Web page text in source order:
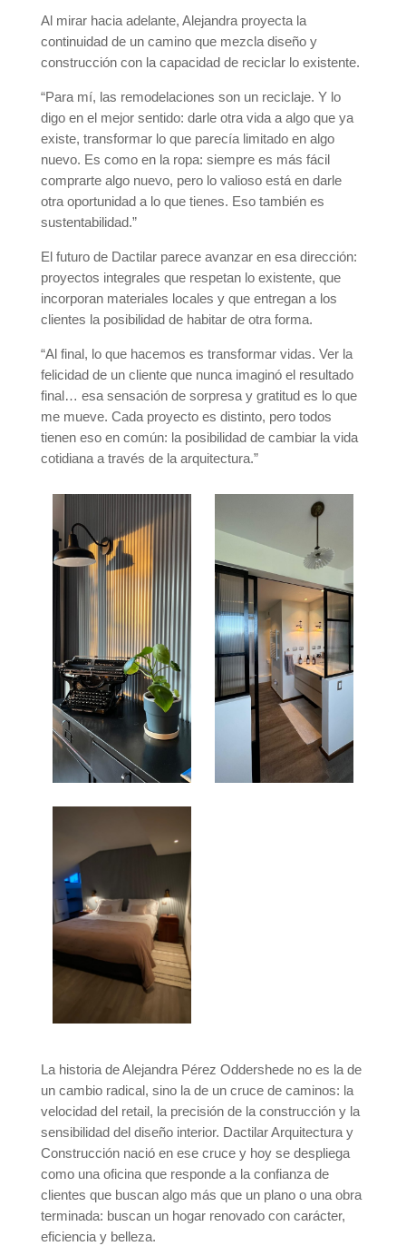
Al mirar hacia adelante, Alejandra proyecta la
continuidad de un camino que mezcla diseño y
construcción con la capacidad de reciclar lo existente.
“Para mí, las remodelaciones son un reciclaje. Y lo
digo en el mejor sentido: darle otra vida a algo que ya
existe, transformar lo que parecía limitado en algo
nuevo. Es como en la ropa: siempre es más fácil
comprarte algo nuevo, pero lo valioso está en darle
otra oportunidad a lo que tienes. Eso también es
sustentabilidad.”
El futuro de Dactilar parece avanzar en esa dirección:
proyectos integrales que respetan lo existente, que
incorporan materiales locales y que entregan a los
clientes la posibilidad de habitar de otra forma.
“Al final, lo que hacemos es transformar vidas. Ver la
felicidad de un cliente que nunca imaginó el resultado
final… esa sensación de sorpresa y gratitud es lo que
me mueve. Cada proyecto es distinto, pero todos
tienen eso en común: la posibilidad de cambiar la vida
cotidiana a través de la arquitectura.”
La historia de Alejandra Pérez Oddershede no es la de
un cambio radical, sino la de un cruce de caminos: la
velocidad del retail, la precisión de la construcción y la
sensibilidad del diseño interior. Dactilar Arquitectura y
Construcción nació en ese cruce y hoy se despliega
como una oficina que responde a la confianza de
clientes que buscan algo más que un plano o una obra
terminada: buscan un hogar renovado con carácter,
eficiencia y belleza.